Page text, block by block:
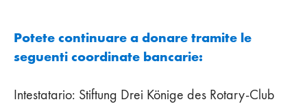
Potete continuare a donare tramite le
seguenti coordinate bancarie:
Intestatario: Stiftung Drei Könige des Rotary-Club